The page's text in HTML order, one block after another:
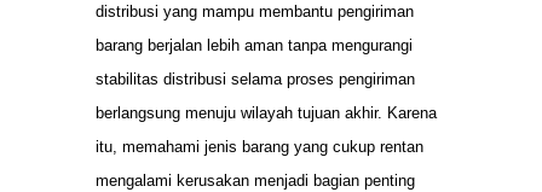
distribusi yang mampu membantu pengiriman
barang berjalan lebih aman tanpa mengurangi
stabilitas distribusi selama proses pengiriman
berlangsung menuju wilayah tujuan akhir. Karena
itu, memahami jenis barang yang cukup rentan
mengalami kerusakan menjadi bagian penting